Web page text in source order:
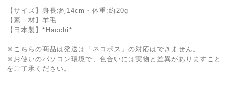
【サイズ】身長:約14cm・体重:約20g
【素 材】羊毛
【日本製】*Hacchi*
※こちらの商品は発送は「ネコポス」の対応はできません。
※お使いのパソコン環境で、色合いには実物と差異がありますこと
をご了承ください。